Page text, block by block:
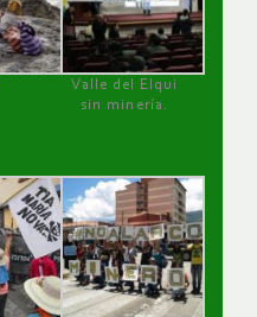
Valle del Elqui
sin minería.